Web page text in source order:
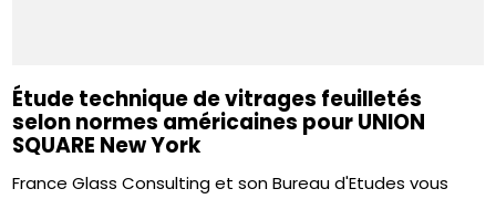
Étude technique de vitrages feuilletés
selon normes américaines pour UNION
SQUARE New York
France Glass Consulting et son Bureau d'Etudes vous